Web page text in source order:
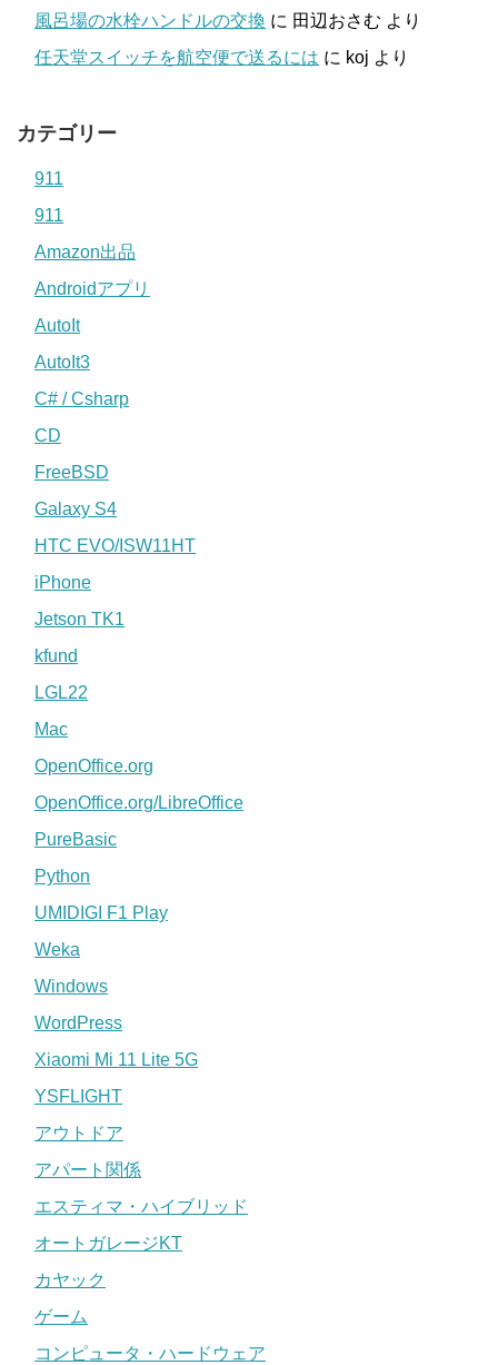
風呂場の水栓ハンドルの交換 に 田辺おさむ より
任天堂スイッチを航空便で送るには に koj より
カテゴリー
911
911
Amazon出品
Androidアプリ
AutoIt
AutoIt3
C# / Csharp
CD
FreeBSD
Galaxy S4
HTC EVO/ISW11HT
iPhone
Jetson TK1
kfund
LGL22
Mac
OpenOffice.org
OpenOffice.org/LibreOffice
PureBasic
Python
UMIDIGI F1 Play
Weka
Windows
WordPress
Xiaomi Mi 11 Lite 5G
YSFLIGHT
アウトドア
アパート関係
エスティマ・ハイブリッド
オートガレージKT
カヤック
ゲーム
コンピュータ・ハードウェア